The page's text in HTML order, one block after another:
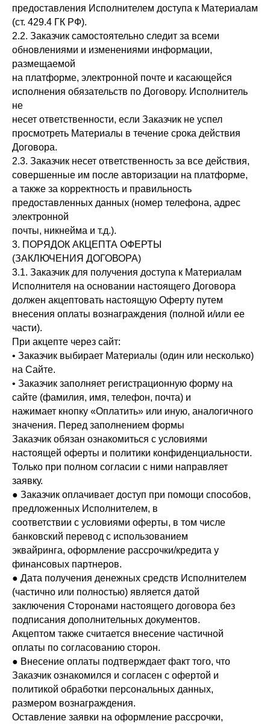
предоставления Исполнителем доступа к Материалам
(ст. 429.4 ГК РФ).
2.2. Заказчик самостоятельно следит за всеми
обновлениями и изменениями информации,
размещаемой
на платформе, электронной почте и касающейся
исполнения обязательств по Договору. Исполнитель
не
несет ответственности, если Заказчик не успел
просмотреть Материалы в течение срока действия
Договора.
2.3. Заказчик несет ответственность за все действия,
совершенные им после авторизации на платформе,
а также за корректность и правильность
предоставленных данных (номер телефона, адрес
электронной
почты, никнейма и т.д.).
3. ПОРЯДОК АКЦЕПТА ОФЕРТЫ
(ЗАКЛЮЧЕНИЯ ДОГОВОРА)
3.1. Заказчик для получения доступа к Материалам
Исполнителя на основании настоящего Договора
должен акцептовать настоящую Оферту путем
внесения оплаты вознаграждения (полной и/или ее
части).
При акцепте через сайт:
• Заказчик выбирает Материалы (один или несколько)
на Сайте.
• Заказчик заполняет регистрационную форму на
сайте (фамилия, имя, телефон, почта) и
нажимает кнопку «Оплатить» или иную, аналогичного
значения. Перед заполнением формы
Заказчик обязан ознакомиться с условиями
настоящей оферты и политики конфиденциальности.
Только при полном согласии с ними направляет
заявку.
● Заказчик оплачивает доступ при помощи способов,
предложенных Исполнителем, в
соответствии с условиями оферты, в том числе
банковский перевод с использованием
эквайринга, оформление рассрочки/кредита у
финансовых партнеров.
● Дата получения денежных средств Исполнителем
(частично или полностью) является датой
заключения Сторонами настоящего договора без
подписания дополнительных документов.
Акцептом также считается внесение частичной
оплаты по согласованию сторон.
● Внесение оплаты подтверждает факт того, что
Заказчик ознакомился и согласен с офертой и
политикой обработки персональных данных,
размером вознаграждения.
Оставление заявки на оформление рассрочки,